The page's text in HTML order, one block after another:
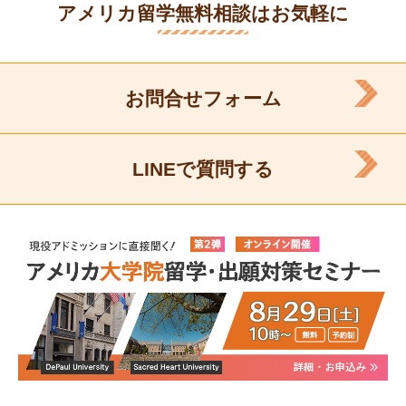
アメリカ留学無料相談はお気軽に
お問合せフォーム
LINEで質問する